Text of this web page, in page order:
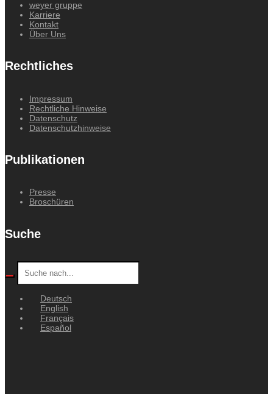
weyer gruppe
Karriere
Kontakt
Über Uns
Rechtliches
Impressum
Rechtliche Hinweise
Datenschutz
Datenschutzhinweise
Publikationen
Presse
Broschüren
Suche
Deutsch
English
Français
Español